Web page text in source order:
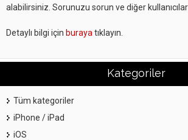
alabilirsiniz. Sorunuzu sorun ve diğer
Detaylı bilgi için buraya tıklayın.
Kategoriler
Tüm kategoriler
iPhone / iPad
iOS